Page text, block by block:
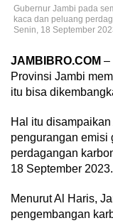
Gubernur Jambi pada
kaca dan peluang
Senin, 18 September
JAMBIBRO.COM –
Provinsi Jambi
itu bisa
Hal itu
pengurangan emisi
perdagangan
18 September 2023.
Menurut Al Haris,
pengembangan